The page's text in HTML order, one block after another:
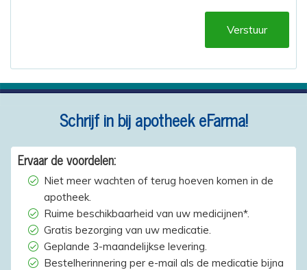
Verstuur
Schrijf in bij apotheek eFarma!
Ervaar de voordelen:
Niet meer wachten of terug hoeven komen in de
apotheek.
Ruime beschikbaarheid van uw medicijnen*.
Gratis bezorging van uw medicatie.
Geplande 3-maandelijkse levering.
Bestelherinnering per e-mail als de medicatie bijna